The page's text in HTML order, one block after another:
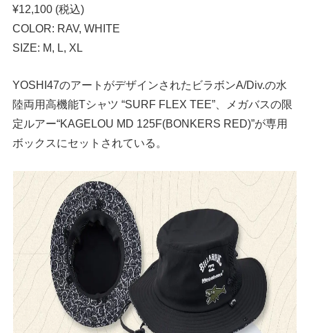
¥12,100 (税込)
COLOR: RAV, WHITE
SIZE: M, L, XL
YOSHI47のアートがデザインされたビラボンA/Div.の水
陸両用高機能Tシャツ “SURF FLEX TEE”、メガバスの限
定ルアー“KAGELOU MD 125F(BONKERS RED)”が専用
ボックスにセットされている。